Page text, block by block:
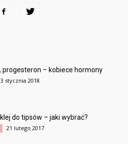
progesteron – kobiece hormony
3 stycznia 2018
do tipsów – jaki wybrać?
21 lutego 2017